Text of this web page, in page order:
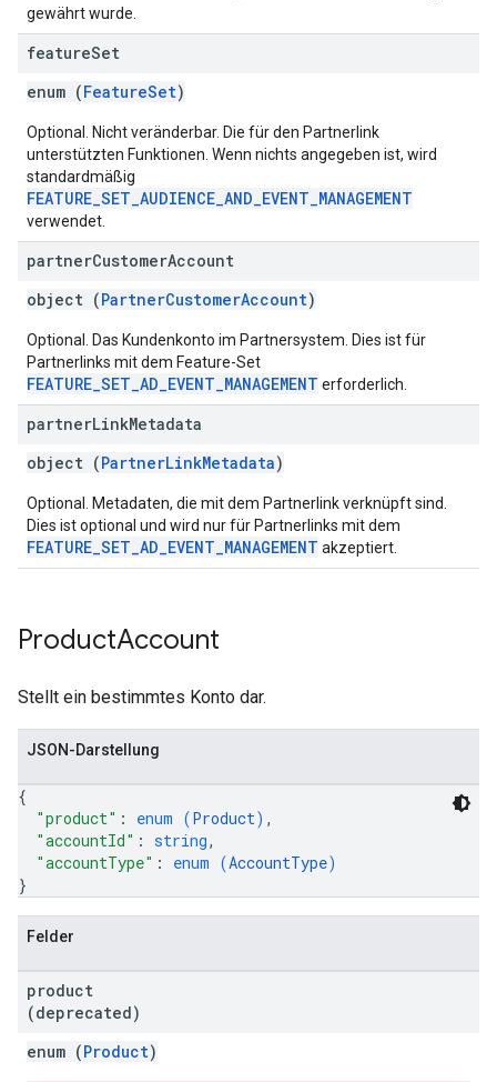
gewährt wurde.
featureSet
enum (FeatureSet)
Optional. Nicht veränderbar. Die für den Partnerlink
unterstützten Funktionen. Wenn nichts angegeben ist, wird
standardmäßig
FEATURE_SET_AUDIENCE_AND_EVENT_MANAGEMENT
verwendet.
partnerCustomerAccount
object (PartnerCustomerAccount)
Optional. Das Kundenkonto im Partnersystem. Dies ist für
Partnerlinks mit dem Feature-Set
FEATURE_SET_AD_EVENT_MANAGEMENT erforderlich.
partnerLinkMetadata
object (PartnerLinkMetadata)
Optional. Metadaten, die mit dem Partnerlink verknüpft sind.
Dies ist optional und wird nur für Partnerlinks mit dem
FEATURE_SET_AD_EVENT_MANAGEMENT akzeptiert.
ProductAccount
Stellt ein bestimmtes Konto dar.
JSON-Darstellung
{
"product" : enum (Product) ,
"accountId" : string,
"accountType" : enum (AccountType)
}
Felder
product
(deprecated)
enum (Product)